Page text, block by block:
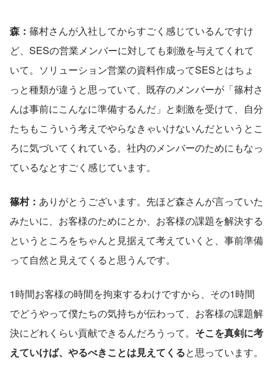
森： 篠村さんが入社してからすごく感じているんですけ
ど、SESの営業メンバーに対しても刺激を与えてくれて
いて。ソリューション営業の資料作成ってSESとはちょ
っと種類が違うと思っていて、既存のメンバーが「篠村さ
んは事前にこんなに準備するんだ」と刺激を受けて、自分
たちもこういう考えでやらなきゃいけないんだというとこ
ろに気づいてくれている。社内のメンバーのためにもなっ
ているなとすごく感じています。
篠村： ありがとうございます。先ほど森さんが言っていた
みたいに、お客様のためにとか、お客様の課題を解決する
というところをちゃんと見据えて考えていくと、事前準備
って自然と見えてくると思うんです。
1時間お客様の時間を拘束するわけですから、その1時間
でどうやって僕たちの気持ちが伝わって、お客様の課題解
決にどれくらい貢献できるんだろうって。 そこを真剣に考
えていけば、やるべきことは見えてくると思っています。